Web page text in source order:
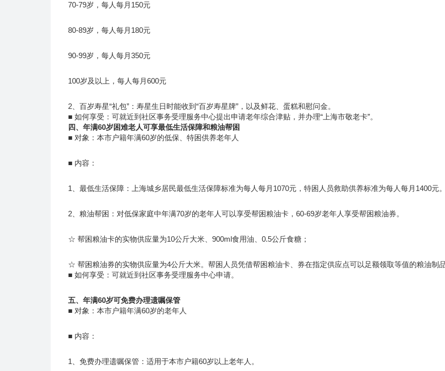
70-79岁，每人每月150元
80-89岁，每人每月180元
90-99岁，每人每月350元
100岁及以上，每人每月600元
2、百岁寿星“礼包”：寿星生日时能收到“百岁寿星牌”，以及鲜花、蛋糕和慰问金。
■ 如何享受：可就近到社区事务受理服务中心提出申请老年综合津贴，并办理“上海市敬老卡”。
四、年满60岁困难老人可享最低生活保障和粮油帮困
■ 对象：本市户籍年满60岁的低保、特困供养老年人
■ 内容：
1、最低生活保障：上海城乡居民最低生活保障标准为每人每月1070元，特困人员救助供养标准为每人每月1400元
2、粮油帮困：对低保家庭中年满70岁的老年人可以享受帮困粮油卡，60-69岁老年人享受帮困粮油券。
☆ 帮困粮油卡的实物供应量为10公斤大米、900ml食用油、0.5公斤食糖；
☆ 帮困粮油券的实物供应量为4公斤大米。帮困人员凭借帮困粮油卡、券在指定供应点可以足额领取等值的粮油制
■ 如何享受：可就近到社区事务受理服务中心申请。
五、年满60岁可免费办理遗嘱保管
■ 对象：本市户籍年满60岁的老年人
■ 内容：
1、免费办理遗嘱保管：适用于本市户籍60岁以上老年人。